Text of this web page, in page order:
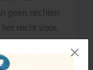
geen rechten
recht voor,
rekening